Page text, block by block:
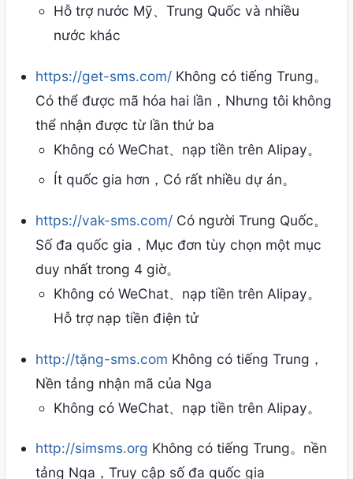
Hỗ trợ nước Mỹ、Trung Quốc và nhiều
nước khác
https://get-sms.com/ Không có tiếng Trung。
Có thể được mã hóa hai lần，Nhưng tôi không
thể nhận được từ lần thứ ba
Không có WeChat、nạp tiền trên Alipay。
Ít quốc gia hơn，Có rất nhiều dự án。
https://vak-sms.com/ Có người Trung Quốc。
Số đa quốc gia，Mục đơn tùy chọn một mục
duy nhất trong 4 giờ。
Không có WeChat、nạp tiền trên Alipay。
Hỗ trợ nạp tiền điện tử
http://tặng-sms.com Không có tiếng Trung，
Nền tảng nhận mã của Nga
Không có WeChat、nạp tiền trên Alipay。
http://simsms.org Không có tiếng Trung。nền
tảng Nga，Truy cập số đa quốc gia